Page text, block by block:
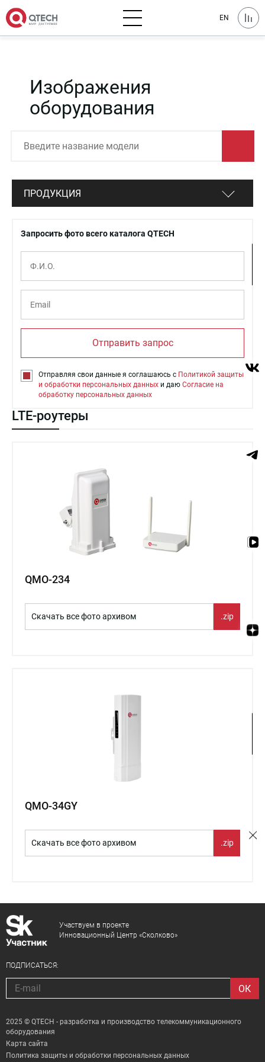
EN
Изображения
оборудования
ПРОДУКЦИЯ
Запросить фото всего каталога QTECH
Отправить запрос
Отправляя свои данные я соглашаюсь с Политикой защиты
и обработки персональных данных и даю Согласие на
обработку персональных данных
LTE-роутеры
QMO-234
Скачать все фото архивом .zip
QMO-34GY
Скачать все фото архивом .zip
Участвуем в проекте
Инновационный Центр «Сколково»
ПОДПИСАТЬСЯ:
2025 © QTECH - разработка и производство телекоммуникационного
оборудования
Карта сайта
Политика защиты и обработки персональных данных